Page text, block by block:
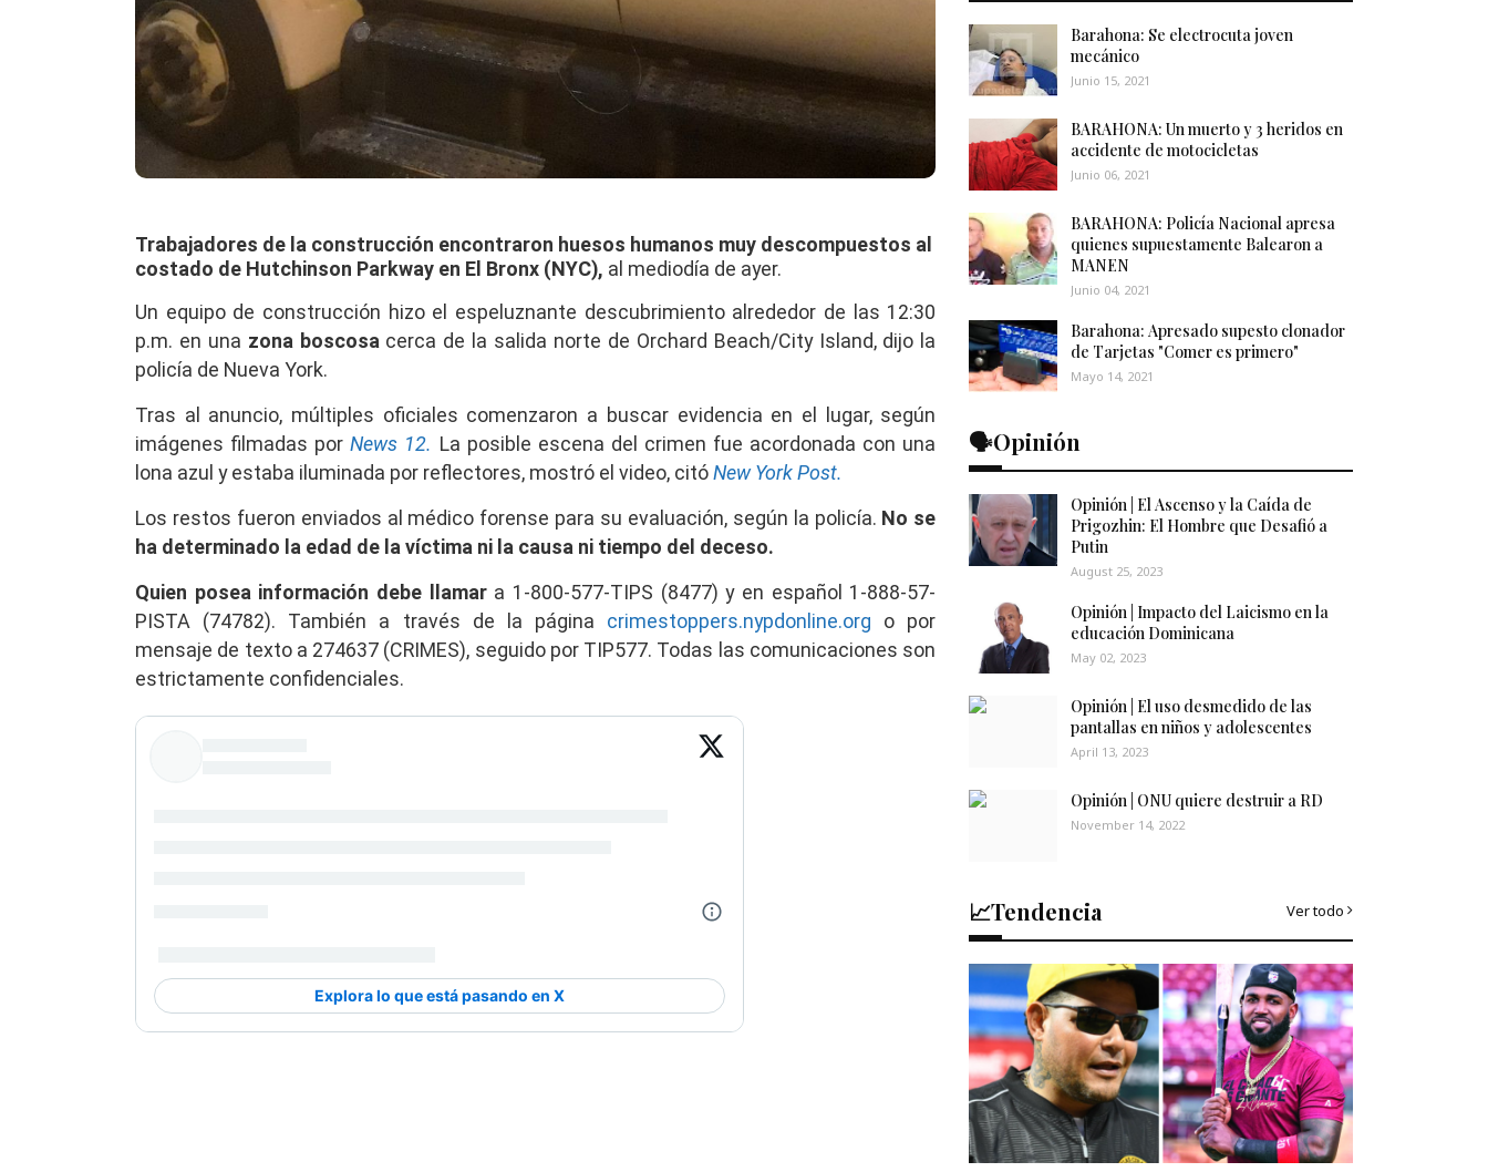
Trabajadores de la construcción encontraron huesos humanos muy descompuestos al
costado de Hutchinson Parkway en El Bronx (NYC), al mediodía de ayer.
Un equipo de construcción hizo el espeluznante descubrimiento alrededor de las 12:30
p.m. en una zona boscosacerca de la salida norte de Orchard Beach/City Island, dijo la
policía de Nueva York.
Tras al anuncio, múltiples oficiales comenzaron a buscar evidencia en el lugar, según
imágenes filmadas porNews 12. La posible escena del crimen fue acordonada con una
lona azul y estaba iluminada por reflectores, mostró el video, citóNew York Post.
Los restos fueron enviados al médico forense para su evaluación, según la policía. No se
ha determinado la edad de la víctima ni la causa ni tiempo del deceso.
Quien posea información debe llamar a 1-800-577-TIPS (8477) y en español 1-888-57-
PISTA (74782). También a través de la página crimestoppers.nypdonline.org o por
mensaje de texto a 274637 (CRIMES), seguido por TIP577. Todas las comunicaciones son
estrictamente confidenciales.
Barahona: Se electrocuta joven
mecánico
Junio 15, 2021
BARAHONA: Un muerto y 3 heridos en
accidente de motocicletas
Junio 06, 2021
BARAHONA: Policía Nacional apresa
quienes supuestamente Balearon a
MANEN
Junio 04, 2021
Barahona: Apresado supesto clonador
de Tarjetas "Comer es primero"
Mayo 14, 2021
🗣️Opinión
Opinión | El Ascenso y la Caída de
Prigozhin: El Hombre que Desafió a
Putin
August 25, 2023
Opinión | Impacto del Laicismo en la
educación Dominicana
May 02, 2023
Opinión | El uso desmedido de las
pantallas en niños y adolescentes
April 13, 2023
Opinión | ONU quiere destruir a RD
November 14, 2022
📈Tendencia Ver todo